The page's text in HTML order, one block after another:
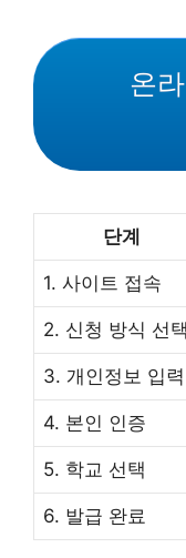
온
단계
1. 사이트 접속
2. 신청 방식 선택
3. 개인정보 입력
4. 본인 인증
5. 학교 선택
6. 발급 완료